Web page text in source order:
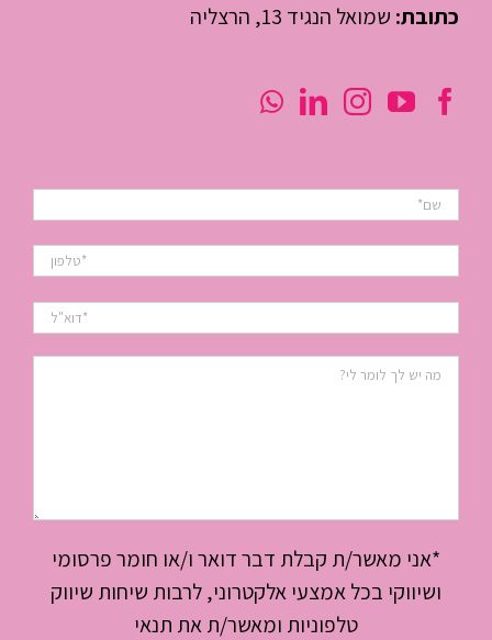
כתובת: שמואל הנגיד 13, הרצליה
*אני מאשר/ת קבלת דבר דואר ו/או חומר פרסומי
ושיווקי בכל אמצעי אלקטרוני, לרבות שיחות שיווק
טלפוניות ומאשר/ת את תנאי